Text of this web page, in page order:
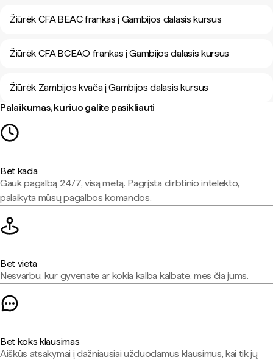
Žiūrėk CFA BEAC frankas į Gambijos dalasis kursus
Žiūrėk CFA BCEAO frankas į Gambijos dalasis kursus
Žiūrėk Zambijos kvača į Gambijos dalasis kursus
Palaikumas, kuriuo galite pasikliauti
Bet kada
Gauk pagalbą 24/7, visą metą. Pagrįsta dirbtinio intelekto,
palaikyta mūsų pagalbos komandos.
Bet vieta
Nesvarbu, kur gyvenate ar kokia kalba kalbate, mes čia jums.
Bet koks klausimas
Aiškūs atsakymai į dažniausiai užduodamus klausimus, kai tik jų